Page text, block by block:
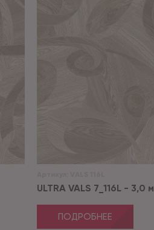
ULTRA VALS 7_116L - 3,0 м
ПОДРОБНЕЕ